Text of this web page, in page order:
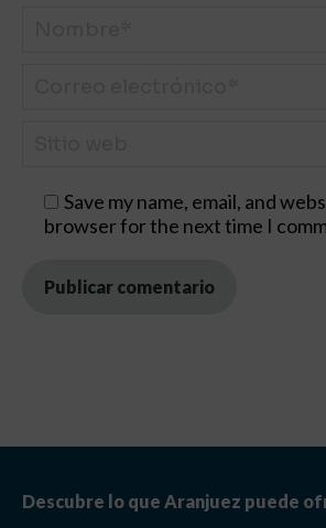
Save my name, email, and
browser for the next time I
Publicar comentario
Descubre lo que Aranjuez puede